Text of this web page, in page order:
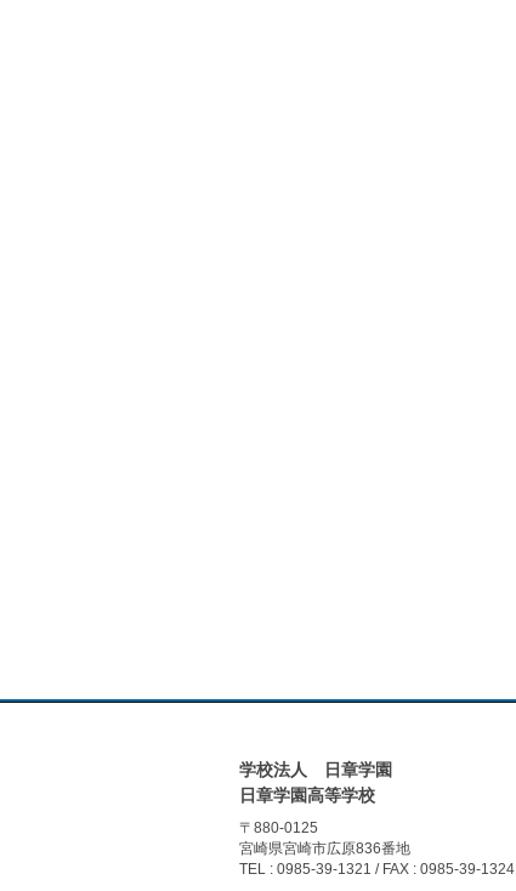
学校法人 日章学園
日章学園高等学校
〒880-0125
宮崎県宮崎市広原836番地
TEL : 0985-39-1321 / FAX : 0985-39-1324